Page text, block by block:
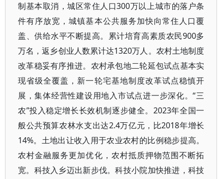
制基本取消，城区常住人口300万以上城市的落户条
件有序放宽，城镇基本公共服务加快向常住人口覆
盖、供给水平不断提高。累计培育高素质农民900多
万名，返乡创业人数累计达1320万人。农村土地制度
改革稳妥有序推进。农村承包地二轮延包试点基本实
现省级全覆盖，新一轮宅基地制度改革试点稳慎开
展，集体经营性建设用地入市试点进一步深化。“三
农”投入稳定增长长效机制逐步健全。2023年全国一
般公共预算农林水支出达2.4万亿元，比2018年增长
14%。土地出让收入用于农业农村的比例稳步提高。
农村金融服务更加优化，农村抵质押物范围不断拓
宽。科技入乡迈出新步伐。科技小院加快推进，科技